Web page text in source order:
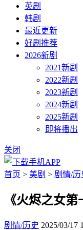
英剧
韩剧
最近更新
好剧推荐
2026新剧
2021新剧
2022新剧
2023新剧
2024新剧
2025新剧
即将播出
关闭
首页 > 美剧 > 剧情/历
《火烬之女
剧情/历史 2025/03/17